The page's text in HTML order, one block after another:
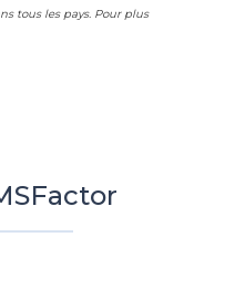
tous les pays. Pour plus